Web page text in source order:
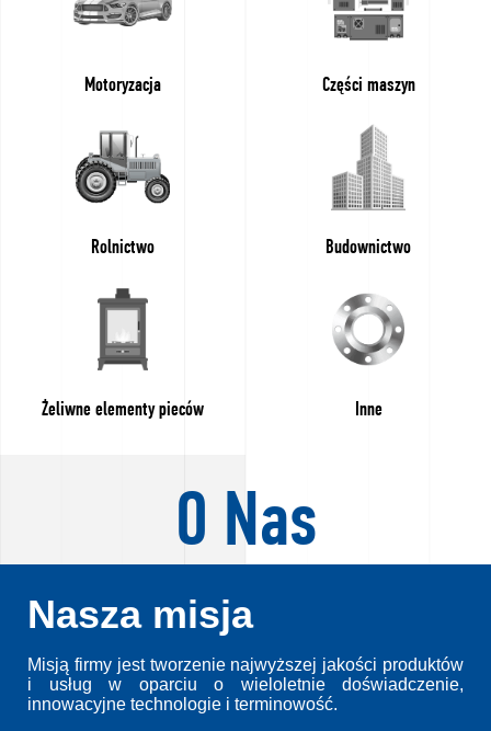
Language
Motoryzacja Części maszyn
Rolnictwo Budownictwo
Żeliwne elementy pieców Inne
O Nas
Nasza misja
Misją firmy jest tworzenie najwyższej jakości produktów
i usług w oparciu o wieloletnie doświadczenie,
innowacyjne technologie i terminowość.